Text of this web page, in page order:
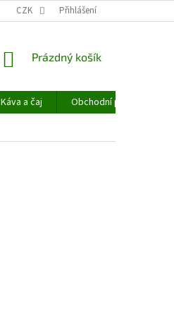
NAPIŠTE NÁM
CZK Přihlášení
NÁKUPNÍ
Prázdný košík
Káva a čaj
Obchodní podmínky